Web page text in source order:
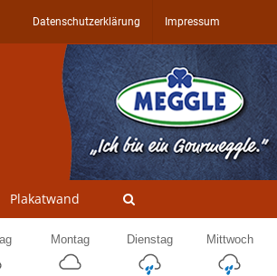
Datenschutzerklärung Impressum
Plakatwand